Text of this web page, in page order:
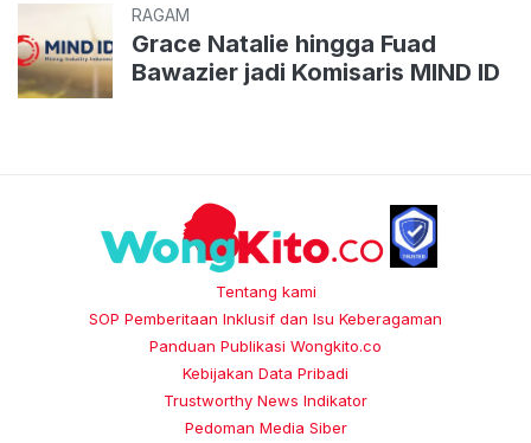
RAGAM
Grace Natalie hingga Fuad
Bawazier jadi Komisaris MIND ID
Tentang kami
SOP Pemberitaan Inklusif dan Isu Keberagaman
Panduan Publikasi Wongkito.co
Kebijakan Data Pribadi
Trustworthy News Indikator
Pedoman Media Siber